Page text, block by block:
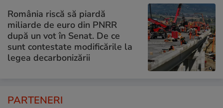
România riscă să piardă
miliarde de euro din PNRR
după un vot în Senat. De ce
sunt contestate modificările la
legea decarbonizării
PARTENERI